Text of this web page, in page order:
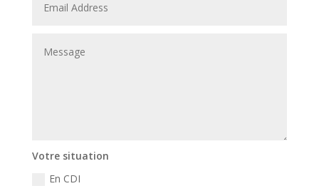
Votre situation
En CDI